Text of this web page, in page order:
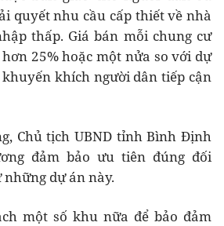
quyết nhu cầu cấp thiết về nhà
thấp. Giá bán mỗi chung cư
25% hoặc một nửa so với dự
khích người dân tiếp cận
Chủ tịch UBND tỉnh Bình Định
đảm bảo ưu tiên đúng đối
dự án này.
một số khu nữa để bảo đảm